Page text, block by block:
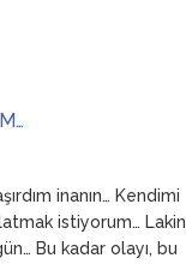
inanın… Kendimi
istiyorum… Lakin
Bu kadar olayı, bu